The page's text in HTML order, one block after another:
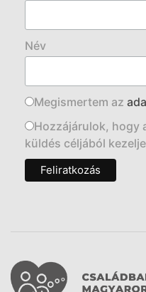
Név
Megismertem az
Hozzájárulok, hogy
küldés céljából